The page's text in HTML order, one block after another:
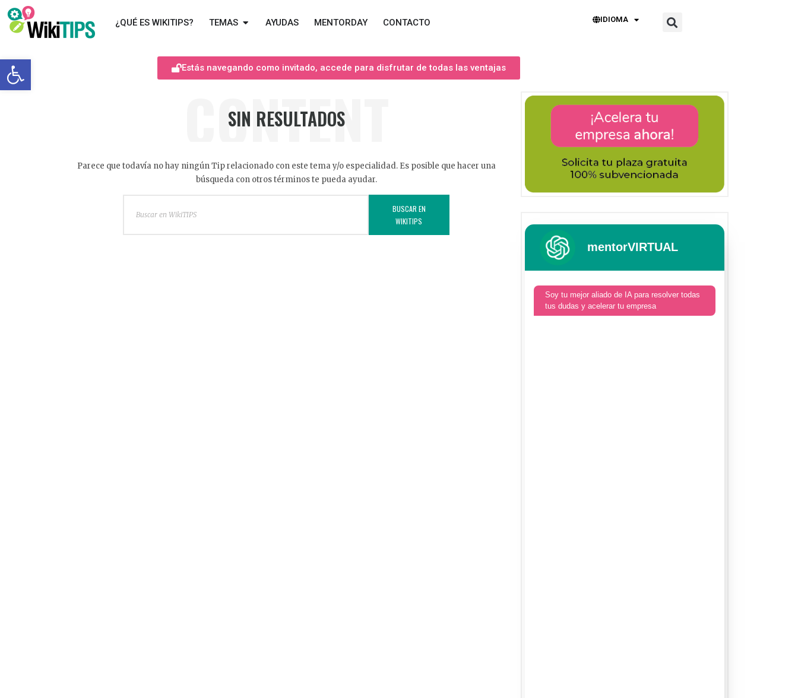
Abrir barra de herramientas
¿QUÉ ES WIKITIPS? TEMAS AYUDAS MENTORDAY CONTACTO IDIOMA
Estás navegando como invitado, accede para disfrutar de todas las ventajas
CONTENT
SIN RESULTADOS
Parece que todavía no hay ningún Tip relacionado con este tema y/o especialidad. Es posible que hacer una
búsqueda con otros términos te pueda ayudar.
BUSCAR EN
WIKITIPS
mentorVIRTUAL
Soy tu mejor aliado de IA para resolver todas
tus dudas y acelerar tu empresa